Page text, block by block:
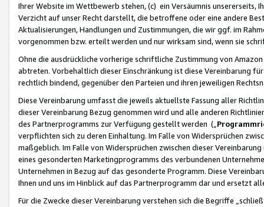
Ihrer Website im Wettbewerb stehen, (c) ein Versäumnis unsererseits,
Verzicht auf unser Recht darstellt, die betroffene oder eine andere
Aktualisierungen, Handlungen und Zustimmungen, die wir ggf. im
vorgenommen bzw. erteilt werden und nur wirksam sind, wenn sie
Ohne die ausdrückliche vorherige schriftliche Zustimmung von
abtreten. Vorbehaltlich dieser Einschränkung ist diese Vereinbarung
rechtlich bindend, gegenüber den Parteien und ihren jeweiligen
Diese Vereinbarung umfasst die jeweils aktuellste Fassung aller
dieser Vereinbarung Bezug genommen wird und alle anderen
des Partnerprogramms zur Verfügung gestellt werden („
verpflichten sich zu deren Einhaltung. Im Falle von Widersprüchen
maßgeblich. Im Falle von Widersprüchen zwischen dieser
eines gesonderten Marketingprogramms des verbundenen
Unternehmen in Bezug auf das gesonderte Programm. Diese
Ihnen und uns im Hinblick auf das Partnerprogramm dar und ersetzt
Für die Zwecke dieser Vereinbarung verstehen sich die Begriffe